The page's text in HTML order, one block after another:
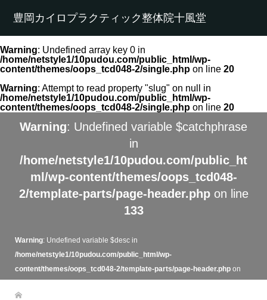
豊岡カイロプラクティック整体院十風堂
Warning: Undefined array key 0 in
/home/netstyle1/10pudou.com/public_html/wp-
content/themes/oops_tcd048-2/single.php on line 20
Warning: Attempt to read property "slug" on null in
/home/netstyle1/10pudou.com/public_html/wp-
content/themes/oops_tcd048-2/single.php on line 20
Warning: Undefined variable $catchphrase
in
/home/netstyle1/10pudou.com/public_ht
ml/wp-content/themes/oops_tcd048-
2/template-parts/page-header.phpon line
133
Warning: Undefined variable $desc in
/home/netstyle1/10pudou.com/public_html/wp-
content/themes/oops_tcd048-2/template-parts/page-header.phpon